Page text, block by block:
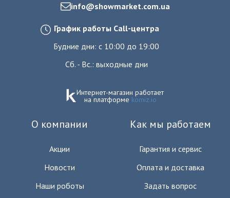
info@showmarket.com.ua
График работы Call-центра
Будние дни: с 10:00 до 19:00
Сб. - Вс.: выходные дни
Интернет-магазин работает
на платформе komiz.io
О компании
Акции
Новости
Наши роботы
Как мы работаем
Гарантия и сервис
Оплата и доставка
Задать вопрос